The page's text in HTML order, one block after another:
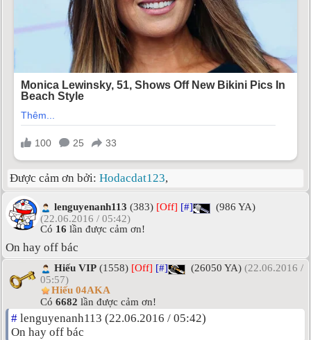
Được cảm ơn bởi: Hodacdat123,
lenguyenanh113 (383) [Off] [#]
(986 YA)
(22.06.2016 / 05:42)
Có 16 lần được cảm ơn!
On hay off bác
Hiếu VIP (1558) [Off] [#] (26050 YA) (22.06.2016 /
05:57)
Hiếu 04AKA
Có 6682 lần được cảm ơn!
# lenguyenanh113 (22.06.2016 / 05:42)
On hay off bác